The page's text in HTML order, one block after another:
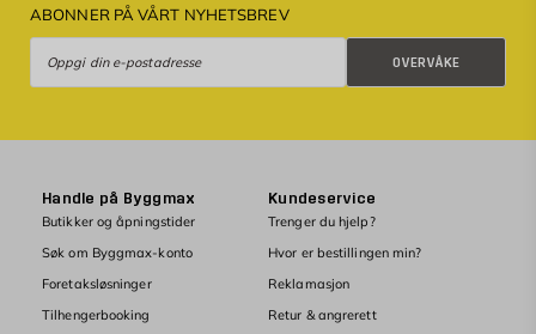
ABONNER PÅ VÅRT NYHETSBREV
OVERVÅKE
Handle på Byggmax
Butikker og åpningstider
Søk om Byggmax-konto
Foretaksløsninger
Tilhengerbooking
Kundeservice
Trenger du hjelp?
Hvor er bestillingen min?
Reklamasjon
Retur & angrerett